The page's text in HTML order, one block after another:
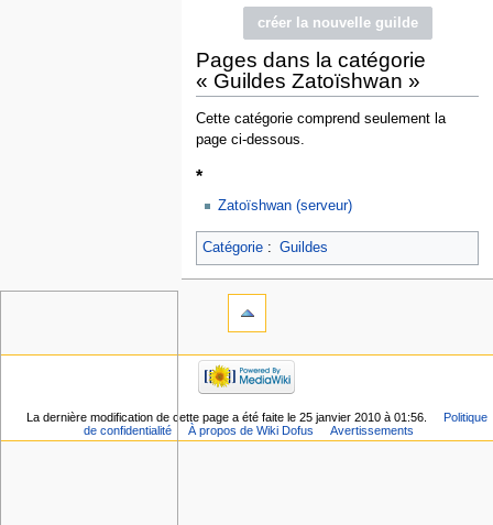
Pages dans la catégorie
« Guildes Zatoïshwan »
Cette catégorie comprend seulement la
page ci-dessous.
*
Zatoïshwan (serveur)
Catégorie: Guildes
La dernière modification de cette page a été faite le 25 janvier 2010 à 01:56.
Politique
de confidentialité
À propos de Wiki Dofus Avertissements